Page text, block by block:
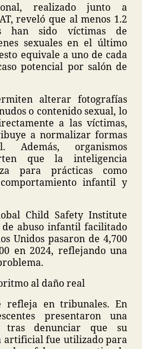
realizado junto a
reveló que al menos 1.2
han sido víctimas de
sexuales en el último
equivale a uno de cada
potencial por salón de
alterar fotografías
o contenido sexual, lo
a las víctimas,
a normalizar formas
organismos
que la inteligencia
para prácticas como
infantil y
Child Safety Institute
de abuso infantil facilitado
Unidos pasaron de 4,700
en 2024, reflejando una
al daño real
refleja en tribunales. En
presentaron una
tras denunciar que su
artificial fue utilizado para